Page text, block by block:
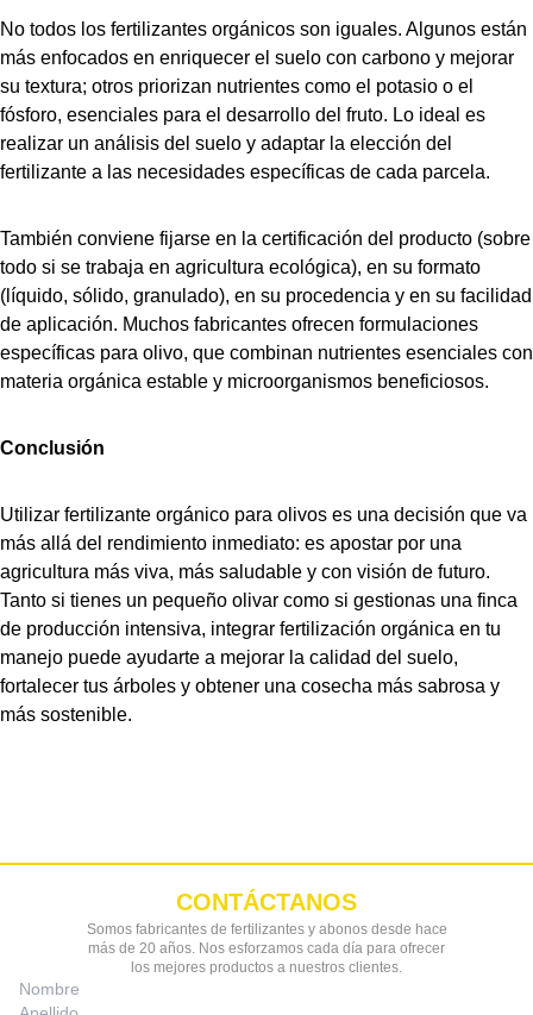
No todos los fertilizantes orgánicos son iguales. Algunos están
más enfocados en enriquecer el suelo con carbono y mejorar
su textura; otros priorizan nutrientes como el potasio o el
fósforo, esenciales para el desarrollo del fruto. Lo ideal es
realizar un análisis del suelo y adaptar la elección del
fertilizante a las necesidades específicas de cada parcela.
También conviene fijarse en la certificación del producto (sobre
todo si se trabaja en agricultura ecológica), en su formato
(líquido, sólido, granulado), en su procedencia y en su facilidad
de aplicación. Muchos fabricantes ofrecen formulaciones
específicas para olivo, que combinan nutrientes esenciales con
materia orgánica estable y microorganismos beneficiosos.
Conclusión
Utilizar fertilizante orgánico para olivos es una decisión que va
más allá del rendimiento inmediato: es apostar por una
agricultura más viva, más saludable y con visión de futuro.
Tanto si tienes un pequeño olivar como si gestionas una finca
de producción intensiva, integrar fertilización orgánica en tu
manejo puede ayudarte a mejorar la calidad del suelo,
fortalecer tus árboles y obtener una cosecha más sabrosa y
más sostenible.
CONTÁCTANOS
Somos fabricantes de fertilizantes y abonos desde hace
más de 20 años. Nos esforzamos cada día para ofrecer
los mejores productos a nuestros clientes.